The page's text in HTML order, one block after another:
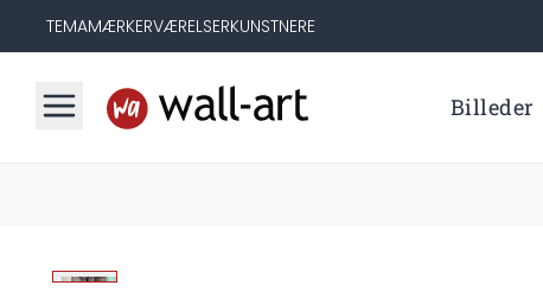
TEMAMÆRKERVÆRELSERKUNSTNERE
Billeder